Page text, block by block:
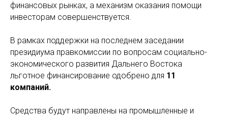
финансовых рынках, а механизм оказания помощи
инвесторам совершенствуется.
В рамках поддержки на последнем заседании
президиума правкомиссии по вопросам социально-
экономического развития Дальнего Востока
льготное финансирование одобрено для 11
компаний.
Средства будут направлены на промышленные и